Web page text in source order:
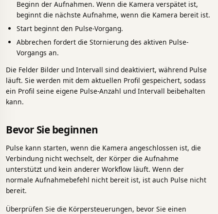
Beginn der Aufnahmen. Wenn die Kamera verspätet ist,
beginnt die nächste Aufnahme, wenn die Kamera bereit ist.
Start beginnt den Pulse-Vorgang.
Abbrechen fordert die Stornierung des aktiven Pulse-
Vorgangs an.
Die Felder Bilder und Intervall sind deaktiviert, während Pulse
läuft. Sie werden mit dem aktuellen Profil gespeichert, sodass
ein Profil seine eigene Pulse-Anzahl und Intervall beibehalten
kann.
Bevor Sie beginnen
Pulse kann starten, wenn die Kamera angeschlossen ist, die
Verbindung nicht wechselt, der Körper die Aufnahme
unterstützt und kein anderer Workflow läuft. Wenn der
normale Aufnahmebefehl nicht bereit ist, ist auch Pulse nicht
bereit.
Überprüfen Sie die Körpersteuerungen, bevor Sie einen